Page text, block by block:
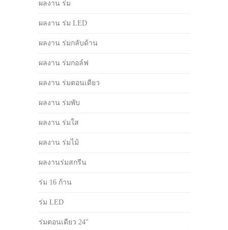
ผลงาน ร่ม
ผลงาน ร่ม LED
ผลงาน ร่มกลับด้าน
ผลงาน ร่มกอล์ฟ
ผลงาน ร่มตอนเดียว
ผลงาน ร่มพับ
ผลงาน ร่มใส
ผลงาน ร่มไม้
ผลงานร่มสกรีน
ร่ม 16 ก้าน
ร่ม LED
ร่มตอนเดียว 24"